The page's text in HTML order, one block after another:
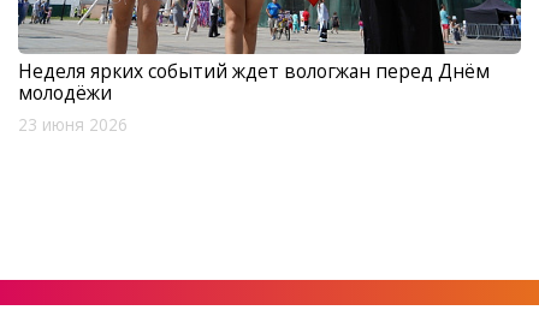
Неделя ярких событий ждет вологжан перед Днём
молодёжи
23 июня 2026